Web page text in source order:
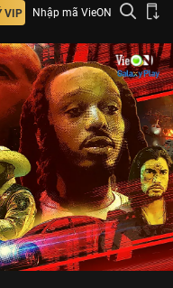
VIP Nhập mã VieON